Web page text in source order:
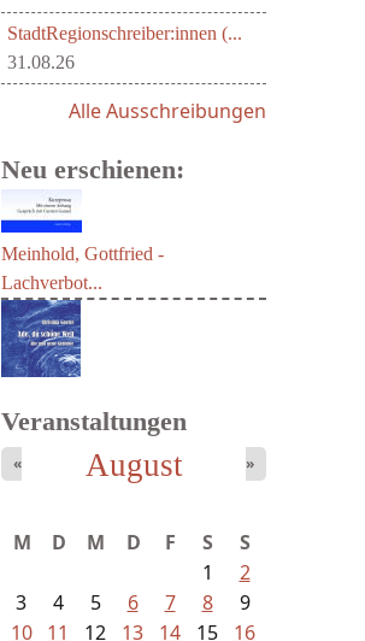
StadtRegionschreiber:innen (...
31.08.26
Alle Ausschreibungen
Neu erschienen:
schöne...
Meinhold, Gottfried -
Lachverbot...
Veranstaltungen
August
« »
M D M D F S
S
1
2
3
4 5 6 7 8
9
10
11 12 13 14 15
16